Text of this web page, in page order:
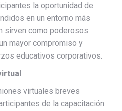
la oportunidad de
en un entorno más
sirven como poderosos
mayor compromiso y
educativos corporativos.
virtuales breves
de la capacitación